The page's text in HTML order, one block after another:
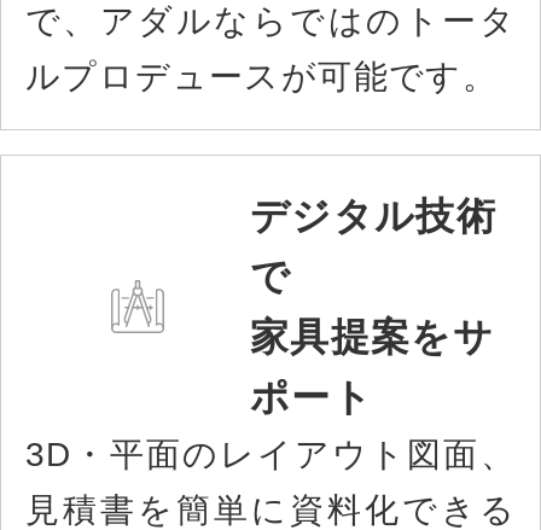
で、アダルならではのトータ
ルプロデュースが可能です。
デジタル技術
で
家具提案をサ
ポート
3D・平面のレイアウト図面、
見積書を簡単に資料化できる